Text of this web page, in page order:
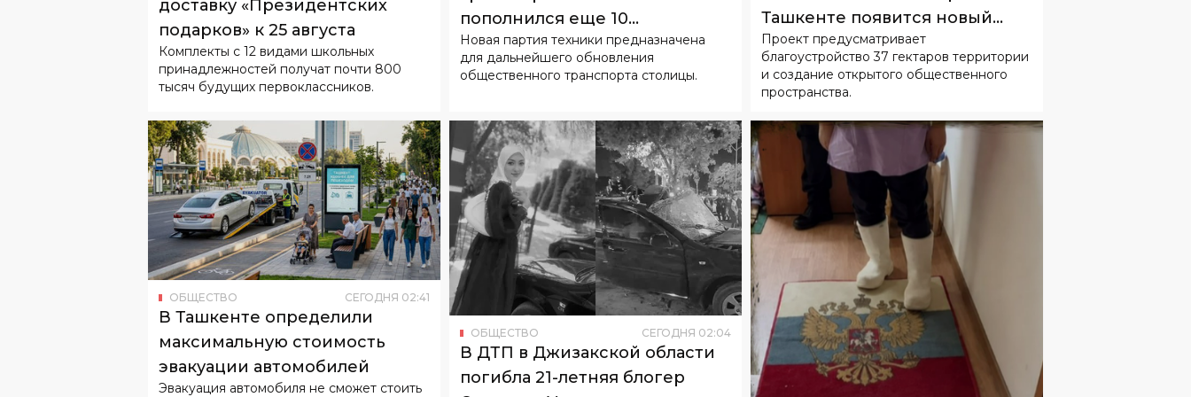
Комплекты с 12 видами школьных
принадлежностей получат почти 800
тысяч будущих первоклассников.
для дальнейшего обновления
общественного транспорта столицы.
благоустройство 37 гектаров территории
и создание открытого общественного
пространства.
ОБЩЕСТВО СЕГОДНЯ 02:41
В Ташкенте определили
максимальную стоимость
эвакуации автомобилей
Эвакуация автомобиля не сможет стоить
ОБЩЕСТВО 04
В ДТП в Джизакской области
погибла 21-летняя блогер
Орзигуль Уразматова
Об этом сообщили в Управлении
ОБЩЕСТВО СЕГОДНЯ 01